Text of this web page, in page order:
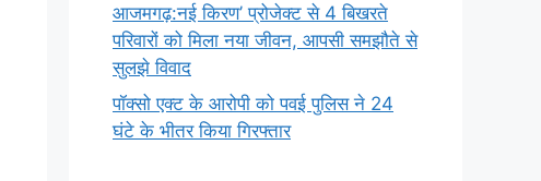
आजमगढ़:नई किरण’ प्रोजेक्ट से 4 बिखरते
परिवारों को मिला नया जीवन, आपसी समझौते से
सुलझे विवाद
पॉक्सो एक्ट के आरोपी को पवई पुलिस ने 24
घंटे के भीतर किया गिरफ्तार